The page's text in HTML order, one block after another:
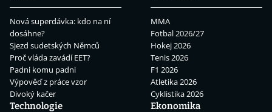
Nová superdávka: kdo na ní
dosáhne?
Sjezd sudetských Němců
Proč vláda zavádí EET?
Padni komu padni
Výpověď z práce vzor
Divoký kačer
MMA
Fotbal 2026/27
Hokej 2026
Tenis 2026
F1 2026
Atletika 2026
Cyklistika 2026
Technologie
Ekonomika